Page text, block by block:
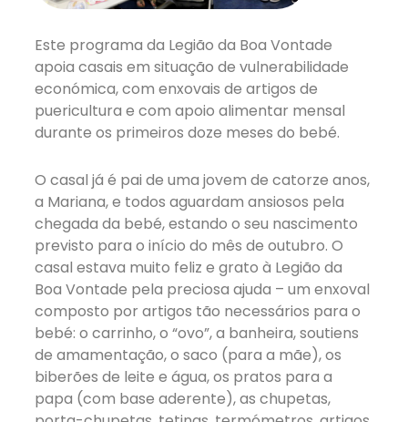
Este programa da Legião da Boa Vontade
apoia casais em situação de vulnerabilidade
económica, com enxovais de artigos de
puericultura e com apoio alimentar mensal
durante os primeiros doze meses do bebé.
O casal já é pai de uma jovem de catorze anos,
a Mariana, e todos aguardam ansiosos pela
chegada da bebé, estando o seu nascimento
previsto para o início do mês de outubro. O
casal estava muito feliz e grato à Legião da
Boa Vontade pela preciosa ajuda – um enxoval
composto por artigos tão necessários para o
bebé: o carrinho, o “ovo”, a banheira, soutiens
de amamentação, o saco (para a mãe), os
biberões de leite e água, os pratos para a
papa (com base aderente), as chupetas,